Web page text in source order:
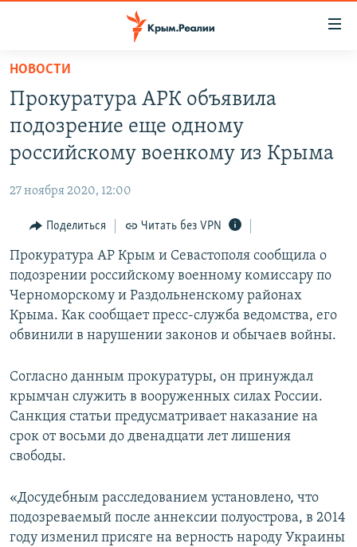
Вернуться
основному
содержанию
главной
навигации
Вернутся
поиску
СПЕЦПРОЕКТЫ
ГРУЗ 200
11 ЛЕТ ОККУПАЦИИ КРЫМА. 11 ИСТОРИЙ СОПРОТИВЛЕНИЯ
ЕЩЕ
ИНТЕРАКТИВ
ИНФОГРАФИКА
ТЕЛЕПРОЕКТ КРЫМ.РЕАЛИИ
СОВЕТЫ ПРАВОЗАЩИТНИКОВ
ПРОПАВШИЕ БЕЗ ВЕСТИ
ПОБЕДИТЕЛЕЙ НЕ СУДЯТ?
КРЫМ.НЕПОКОРЕННЫЙ
УКРАИНСКАЯ ПРОБЛЕМА КРЫМА
РАДІО СВОБОДА
КАК ОБОЙТИ БЛОКИРОВКУ
Українською
Qırımtatar
ПРИСОЕДИНЯЙТЕСЬ!
НОВОСТИ
Прокуратура АРК объявила
подозрение еще одному
российскому военкому из Крыма
27 ноября 2020, 12:00
Поделиться Читать без VPN
Прокуратура АР Крым и Севастополя сообщила о
подозрении российскому военному комиссару по
Черноморскому и Раздольненскому районах
Крыма. Как сообщает пресс-служба ведомства, его
обвинили в нарушении законов и обычаев войны.
Согласно данным прокуратуры, он принуждал
крымчан служить в вооруженных силах России.
Санкция статьи предусматривает наказание на
срок от восьми до двенадцати лет лишения
свободы.
«Досудебным расследованием установлено, что
подозреваемый после аннексии полуострова, в 2014
году изменил присяге на верность народу Украины